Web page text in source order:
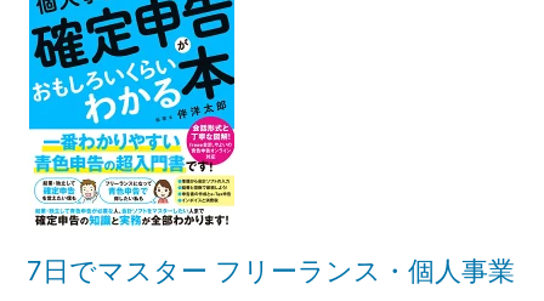
7日でマスター フリーランス・個人事業